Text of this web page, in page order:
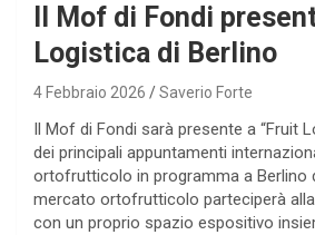
Il Mof di Fondi
Logistica di Berlino
4 Febbraio 2026 Saverio Forte
Il Mof di Fondi sarà presente a “Fruit
dei principali appuntamenti
ortofrutticolo in programma a Berlino
mercato ortofrutticolo parteciperà
con un proprio spazio espositivo